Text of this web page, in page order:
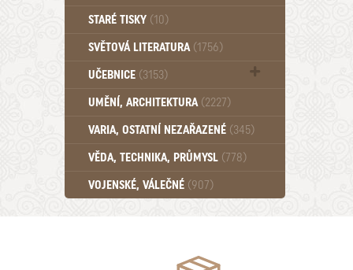
Psychologie a osobní rozvoj (761)
STARÉ TISKY (10)
SVĚTOVÁ LITERATURA (1756)
UČEBNICE (3153)
Učebnice - Jazykové (1297)
Učebnice - VŠ (259)
Učebnice - ZŠ (556)
Učebnice - Ostatní (499)
UMĚNÍ, ARCHITEKTURA (2227)
VARIA, OSTATNÍ NEZAŘAZENÉ (345)
VĚDA, TECHNIKA, PRŮMYSL (778)
VOJENSKÉ, VÁLEČNÉ (907)